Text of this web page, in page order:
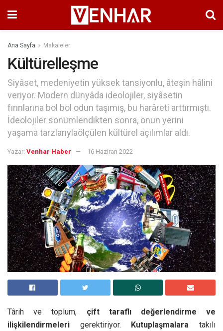
Ana Sayfa Makaleler
Kültürelleşme
Siyâset, medeniyetin yüksek tansiyonlu, âteşin hâlini
veriyor. Modern dünyâda ideolojiler, siyâsetin
fırınlarına bol bol odun taşımış, bu harâreti arttırmıştı.
İdeolojiler sönümlendikten sonra, onun yerini
yaşama tarzlarıylaölçülen kültürel açılımlar aldı.
Yazar: Venhar Haber 16 Haziran 2022
Târih ve toplum, çift taraflı değerlendirme ve
ilişkilendirmeleri gerektiriyor. Kutuplaşmalara takılı